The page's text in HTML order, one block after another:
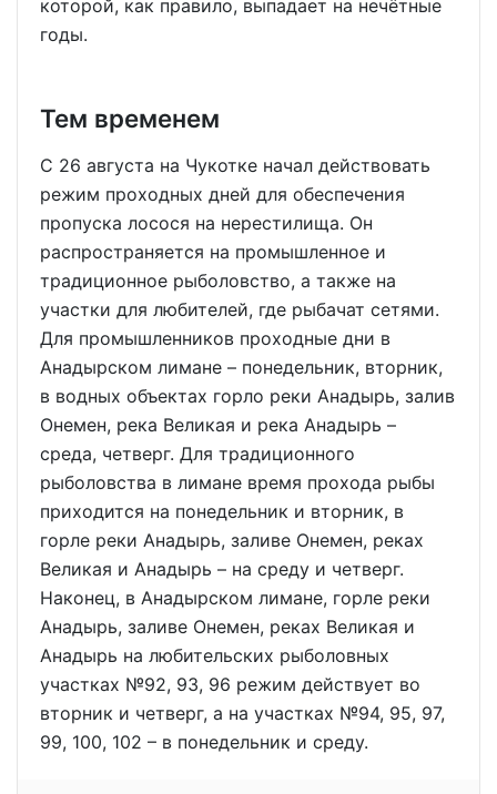
которой, как правило, выпадает на нечётные
годы.
Тем временем
С 26 августа на Чукотке начал действовать
режим проходных дней для обеспечения
пропуска лосося на нерестилища. Он
распространяется на промышленное и
традиционное рыболовство, а также на
участки для любителей, где рыбачат сетями.
Для промышленников проходные дни в
Анадырском лимане – понедельник, вторник,
в водных объектах горло реки Анадырь, залив
Онемен, река Великая и река Анадырь –
среда, четверг. Для традиционного
рыболовства в лимане время прохода рыбы
приходится на понедельник и вторник, в
горле реки Анадырь, заливе Онемен, реках
Великая и Анадырь – на среду и четверг.
Наконец, в Анадырском лимане, горле реки
Анадырь, заливе Онемен, реках Великая и
Анадырь на любительских рыболовных
участках №92, 93, 96 режим действует во
вторник и четверг, а на участках №94, 95, 97,
99, 100, 102 – в понедельник и среду.